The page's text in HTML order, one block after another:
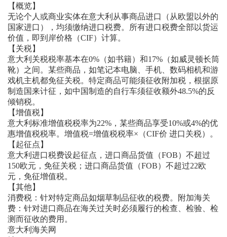
【概览】
无论个人或商业实体在意大利从事商品进口（从欧盟以外的
国家进口），均须缴纳进口税费。所有进口税费全部以货运
价值，即到岸价格（CIF）计算。
【关税】
意大利关税税率基本在0%（如书籍）和17%（如威灵顿长筒
靴）之间。某些商品，如笔记本电脑、手机、数码相机和游
戏机主机都免征关税。特定商品可能须征收附加税，根据原
制造国来计征，如中国制造的自行车须征收额外48.5%的反
倾销税。
【增值税】
意大利标准增值税税率为22%，某些商品享受10%或4%的优
惠增值税税率。增值税=增值税税率×（CIF价 进口关税）。
【起征点】
意大利进口税费设起征点，进口商品货值（FOB）不超过
150欧元，免征关税；进口商品货值（FOB）不超过22欧
元，免征增值税。
【其他】
消费税：针对特定商品如烟草制品征收的税费。附加海关
费：针对进口商品在海关过关时必须履行的检查、检验、检
测而征收的费用。
意大利海关网
现在咨询 稍后再说